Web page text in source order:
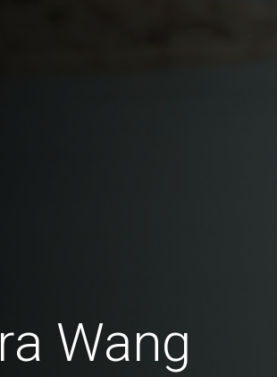
Wang